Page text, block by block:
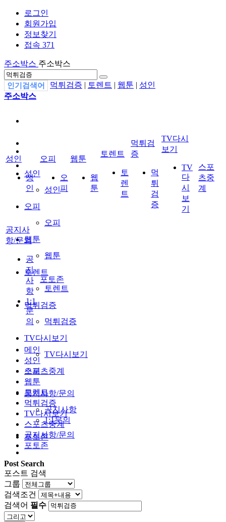
로그인
회원가입
정보찾기
접속 371
주소박스 주소박스
인기검색어 먹튀검증 | 토렌트 | 웹툰 | 성인
주소박스
성인
성인
오피
오피
웹툰
웹툰
토렌트
토렌트
먹튀검증
먹튀검증
TV다시보기
TV다시보기
스포츠중계
공지사항/문의
공지사항
1:1문의
포토존
성인
성
인
오피
오
피
웹툰
웹
툰
토렌트
토
렌
트
먹튀검
증
먹
튀
검
증
TV다시
보기
TV
다
시
보
기
스포
츠중
계
공지사
항/문의
공
지
사
항
1:1
문
의
포토존
메인
성인
오피
웹툰
토렌트
먹튀검증
TV다시보기
스포츠중계
공지사항/문의
포토존
Post Search
포스트 검색
그룹
검색조건
검색어 필수